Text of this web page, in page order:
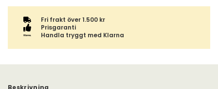
Fri frakt över 1.500 kr
Prisgaranti
Handla tryggt med Klarna
Beskrivning